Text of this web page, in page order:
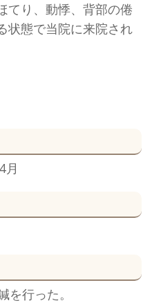
てり、動悸、背部の倦
状態で当院に来院され
月
行った。